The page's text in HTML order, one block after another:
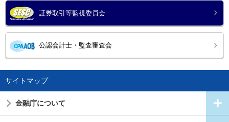
証券取引等監視委員会
公認会計士・監査審査会
サイトマップ
金融庁について